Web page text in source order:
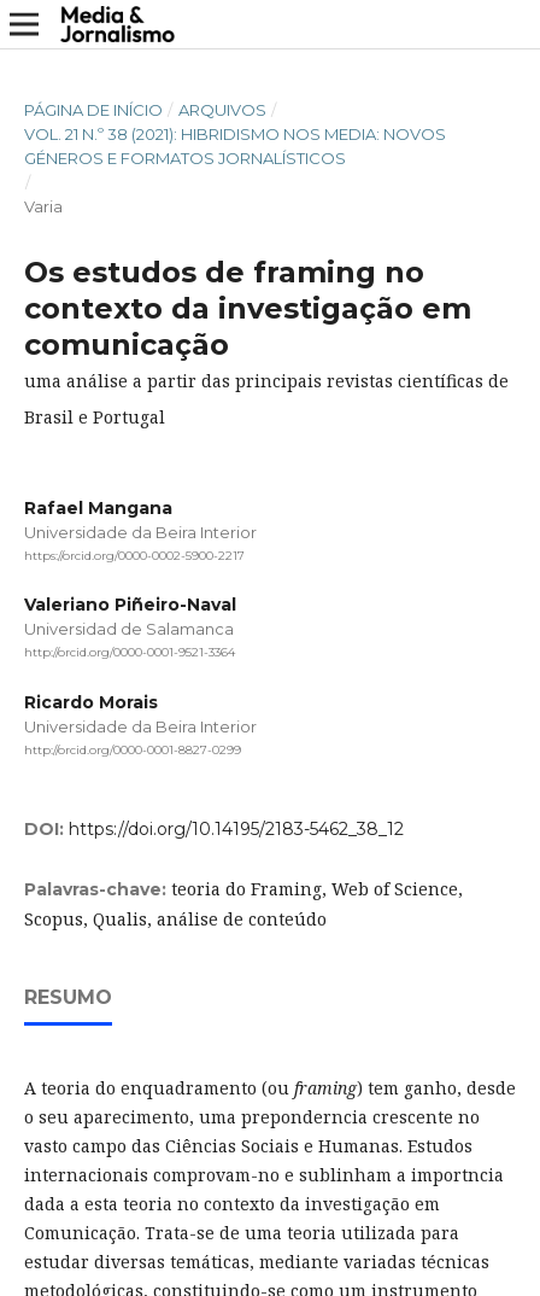
PÁGINA DE INÍCIO / ARQUIVOS /
VOL. 21 N.º 38 (2021): HIBRIDISMO NOS MEDIA: NOVOS
GÉNEROS E FORMATOS JORNALÍSTICOS
/
Varia
Os estudos de framing no
contexto da investigação em
comunicação
uma análise a partir das principais revistas científicas de
Brasil e Portugal
Rafael Mangana
Universidade da Beira Interior
https://orcid.org/0000-0002-5900-2217
Valeriano Piñeiro-Naval
Universidad de Salamanca
http://orcid.org/0000-0001-9521-3364
Ricardo Morais
Universidade da Beira Interior
http://orcid.org/0000-0001-8827-0299
DOI: https://doi.org/10.14195/2183-5462_38_12
Palavras-chave: teoria do Framing, Web of Science,
Scopus, Qualis, análise de conteúdo
RESUMO
A teoria do enquadramento (ou framing) tem ganho, desde
o seu aparecimento, uma preponderncia crescente no
vasto campo das Ciências Sociais e Humanas. Estudos
internacionais comprovam-no e sublinham a importncia
dada a esta teoria no contexto da investigação em
Comunicação. Trata-se de uma teoria utilizada para
estudar diversas temáticas, mediante variadas técnicas
metodológicas, constituindo-se como um instrumento